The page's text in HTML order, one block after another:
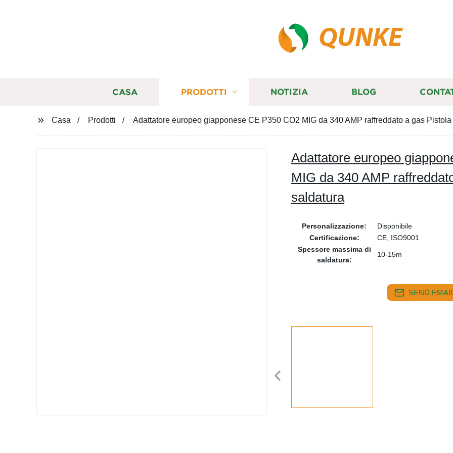
QUNKE
CASA PRODOTTI NOTIZIA BLOG
Casa Prodotti Adattatore europeo giapponese CE P350 CO2 MIG da 340 AMP raffreddato a gas
Adattatore europeo
MIG da 340 AMP
saldatura
Personalizzazione:
Disponibile
Certificazione:
CE, ISO9001
Spessore massima di
saldatura:
10-15m
SEND